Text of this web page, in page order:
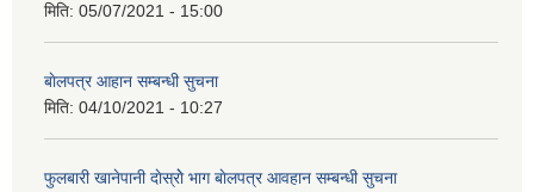
मिति: 05/07/2021 - 15:00
बाेलपत्र आहान सम्बन्धी सुचना
मिति: 04/10/2021 - 10:27
फुलबारी खानेपानी दाेस्राेे भाग बाेलपत्र आवहान सम्बन्धी सुचना